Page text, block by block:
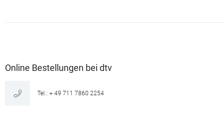
Online Bestellungen bei dtv
Tel.: + 49 711 7860 2254